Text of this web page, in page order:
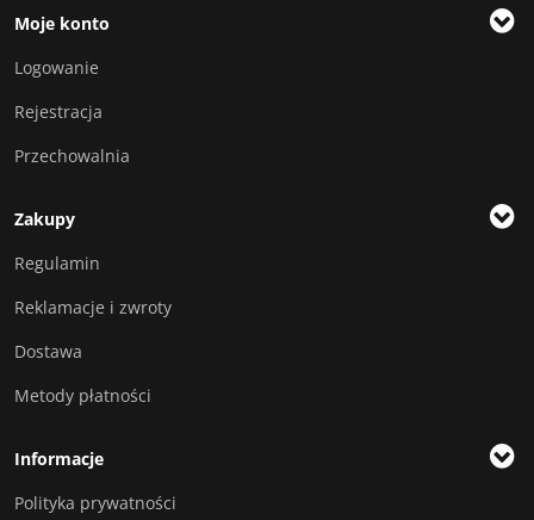
Moje konto
Logowanie
Rejestracja
Przechowalnia
Zakupy
Regulamin
Reklamacje i zwroty
Dostawa
Metody płatności
Informacje
Polityka prywatności